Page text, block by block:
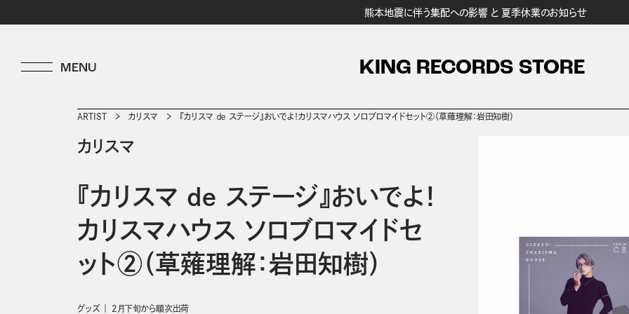
熊本地震に伴う集配への影響 と 夏季休業のお知らせ
KING RECORDS STORE
ARTIST カリスマ 『カリスマ ｄｅ ステージ』おいでよ！カリスマハウス ソロブロマイドセット②（草薙理解：岩田知樹）
カリスマ
『カリスマ ｄｅ ステージ』おいでよ！
カリスマハウス ソロブロマイドセ
ット②（草薙理解：岩田知樹）
グッズ 2月下旬から順次出荷